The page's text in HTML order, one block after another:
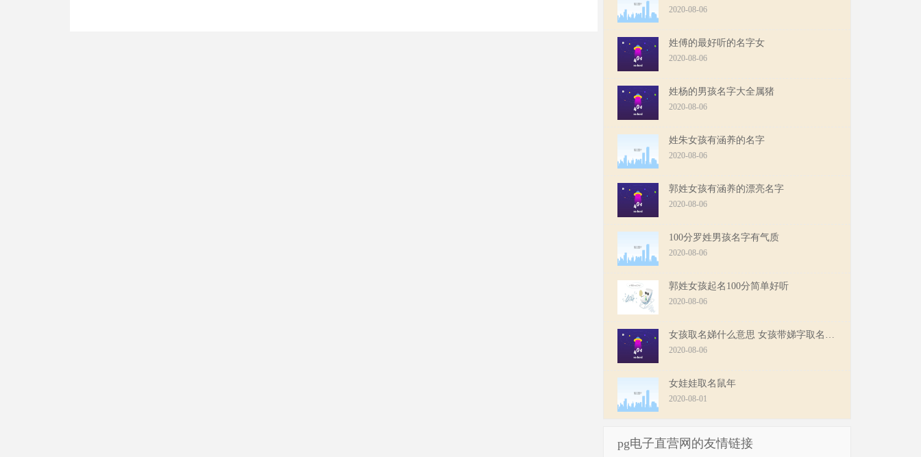
2020-08-06
姓傅的最好听的名字女
2020-08-06
姓杨的男孩名字大全属猪
2020-08-06
姓朱女孩有涵养的名字
2020-08-06
郭姓女孩有涵养的漂亮名字
2020-08-06
100分罗姓男孩名字有气质
2020-08-06
郭姓女孩起名100分简单好听
2020-08-06
2020-08-06
女娃娃取名鼠年
2020-08-01
pg电子直营网的友情链接